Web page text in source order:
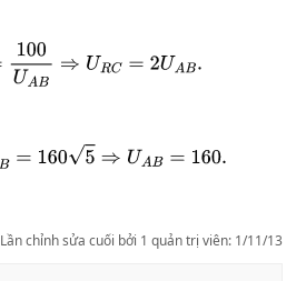
=100 A ⇒U 2UAB
U AB 2 =1605 ⇒U AB= 160.
Lần chỉnh sửa cuối bởi 1 quản trị viên: 1/11/13